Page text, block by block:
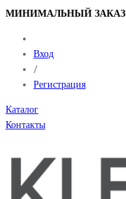
МИНИМАЛЬНЫЙ ЗАКАЗ
Вход
/
Регистрация
Каталог
Контакты